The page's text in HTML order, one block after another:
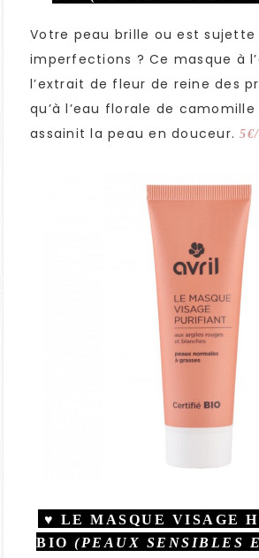
Votre peau brille ou est sujette
imperfections ? Ce masque à
l’extrait de fleur de reine des
qu’à l’eau florale de
assainit la peau en douceur.
♥ LE MASQUE VISAGE
BIO (PEAUX SENSIBLES